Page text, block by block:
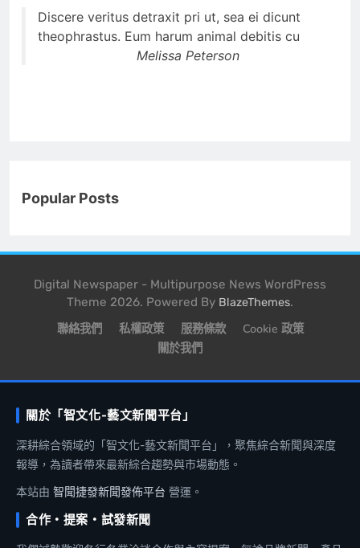
Discere veritus detraxit pri ut, sea ei dicunt
theophrastus. Eum harum animal debitis cu
Melissa Peterson
Popular Posts
Digital Newspaper - Multipurpose News WordPress
Theme 2026. Powered By BlazeThemes.
聯絡我們 私權政策 服務條款
Cookie 政策
關於我們
關於「智文化-藝文新聞平台」
深耕綜合領域的「智文化-藝文新聞平台」，聚焦綜合新聞與深度
報導，為讀者帶來最新綜合趨勢與市場動態。
本站由 智聞捷發新聞發佈平台 營運。
合作・提案・試發新聞